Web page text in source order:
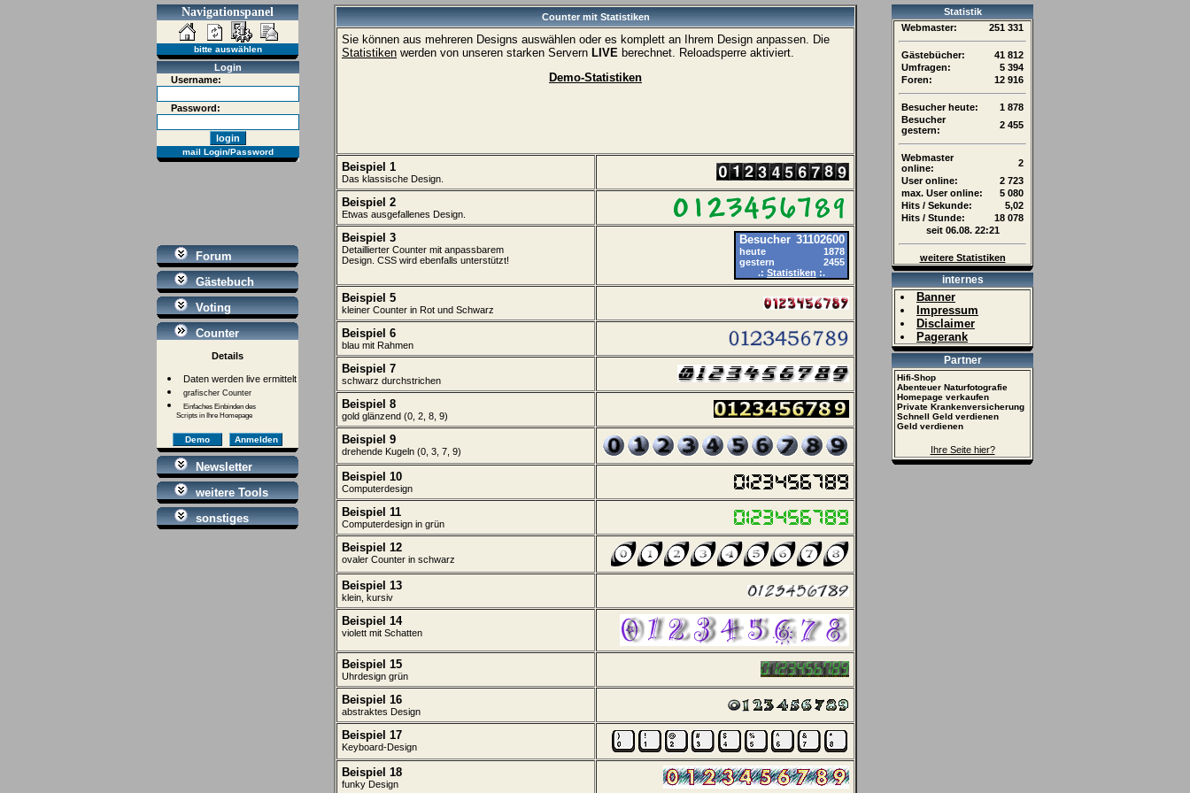
Navigationspanel
bitte auswählen
Login
Username:
Password:
mail Login/Password
Forum
Gästebuch
Voting
Counter
Details
Daten werden live ermittelt
grafischer Counter
Einfaches Einbinden des
Scripts in Ihre Homepage
Demo Anmelden
Newsletter
weitere Tools
sonstiges
Counter mit Statistiken
Sie können aus mehreren Designs auswählen oder es komplett an Ihrem Design anpassen. Die
Statistiken werden von unseren starken Servern LIVE berechnet. Reloadsperre aktiviert.
Demo-Statistiken
Beispiel 1
Das klassische Design.
Beispiel 2
Etwas ausgefallenes Design.
Beispiel 3
Detaillierter Counter mit anpassbarem
Design. CSS wird ebenfalls unterstützt!
Besucher 31102600
heute
1878
gestern
2455
.: Statistiken :.
Beispiel 5
kleiner Counter in Rot und Schwarz
Beispiel 6
blau mit Rahmen
Beispiel 7
schwarz durchstrichen
Beispiel 8
gold glänzend (0, 2, 8, 9)
Beispiel 9
drehende Kugeln (0, 3, 7, 9)
Beispiel 10
Computerdesign
Beispiel 11
Computerdesign in grün
Beispiel 12
ovaler Counter in schwarz
Beispiel 13
klein, kursiv
Beispiel 14
violett mit Schatten
Beispiel 15
Uhrdesign grün
Beispiel 16
abstraktes Design
Beispiel 17
Keyboard-Design
Beispiel 18
funky Design
Statistik
Webmaster:
251 331
Gästebücher:
41 812
Umfragen:
5 394
Foren:
12 916
Besucher heute:
1 878
Besucher
gestern:
2 455
Webmaster
online:
2
User online:
2 723
max. User online:
5 080
Hits / Sekunde:
5,02
Hits / Stunde:
18 078
seit 06.08. 22:21
weitere Statistiken
internes
Banner
Impressum
Disclaimer
Pagerank
Partner
Hifi-Shop
Abenteuer Naturfotografie
Homepage verkaufen
Private Krankenversicherung
Schnell Geld verdienen
Geld verdienen
Ihre Seite hier?